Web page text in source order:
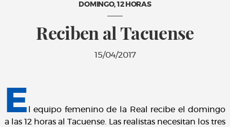
DOMINGO, 12 HORAS
Reciben al Tacuense
15/04/2017
E
l equipo femenino de la Real recibe el domingo
a las 12 horas al Tacuense. Las realistas necesitan los tres